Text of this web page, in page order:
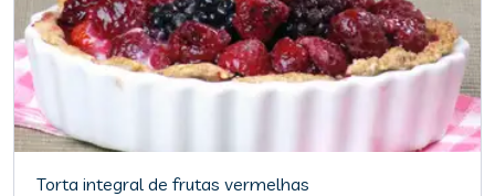
Torta integral de frutas vermelhas